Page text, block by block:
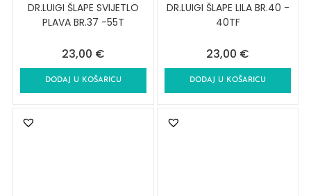
DR.LUIGI ŠLAPE SVIJETLO
PLAVA BR.37 -55T
23,00 €
DODAJ U KOŠARICU
DR.LUIGI ŠLAPE LILA BR.40 -
40TF
23,00 €
DODAJ U KOŠARICU